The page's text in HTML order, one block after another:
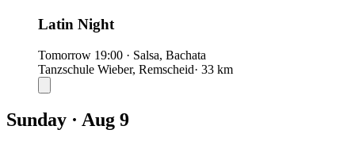
Latin Night
Tomorrow 19:00 · Salsa, Bachata
Tanzschule Wieber, Remscheid· 33 km
Sunday · Aug 9